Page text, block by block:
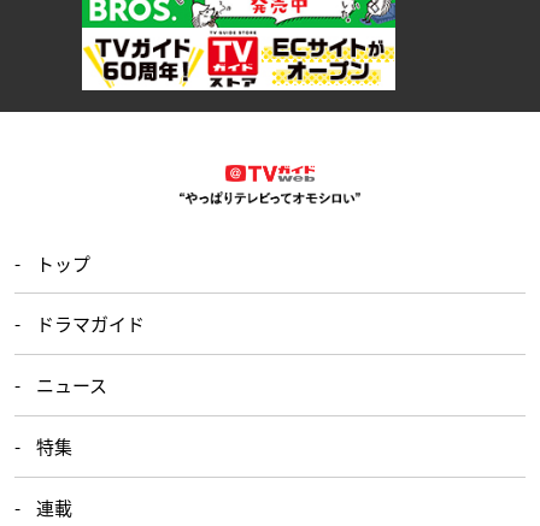
トップ
ドラマガイド
ニュース
特集
連載